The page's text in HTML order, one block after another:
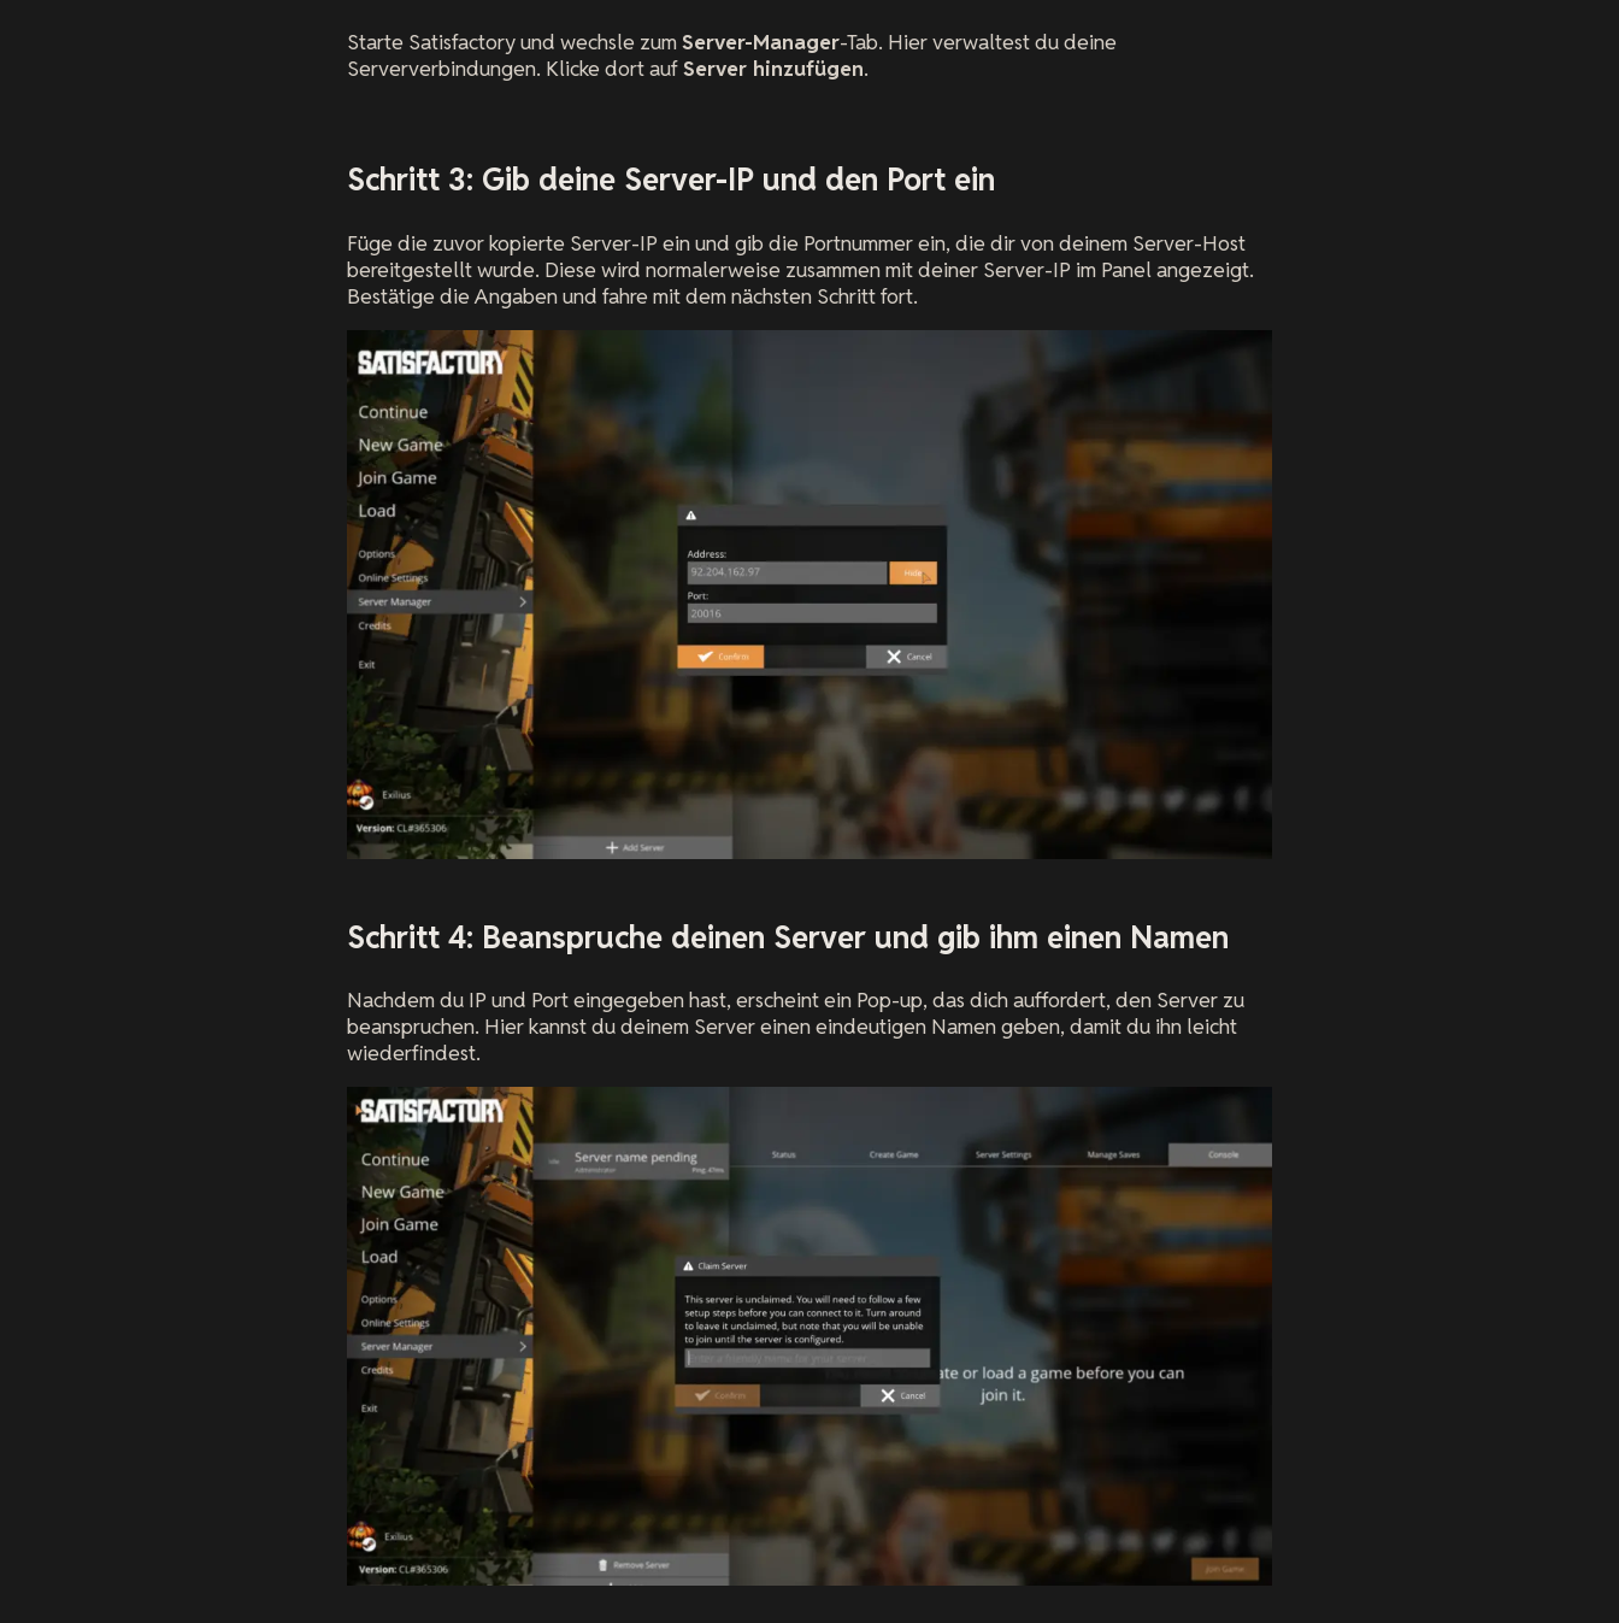
Starte Satisfactory und wechsle zumServer-Manager-Tab. Hier verwaltest du deine
Serververbindungen. Klicke dort aufServer hinzufügen.
Schritt 3: Gib deine Server-IP und den Port ein
Füge die zuvor kopierte Server-IP ein und gib die Portnummer ein, die dir von deinem Server-Host
bereitgestellt wurde. Diese wird normalerweise zusammen mit deiner Server-IP im Panel angezeigt.
Bestätige die Angaben und fahre mit dem nächsten Schritt fort.
Schritt 4: Beanspruche deinen Server und gib ihm einen Namen
Nachdem du IP und Port eingegeben hast, erscheint ein Pop-up, das dich auffordert, den Server zu
beanspruchen. Hier kannst du deinem Server einen eindeutigen Namen geben, damit du ihn leicht
wiederfindest.